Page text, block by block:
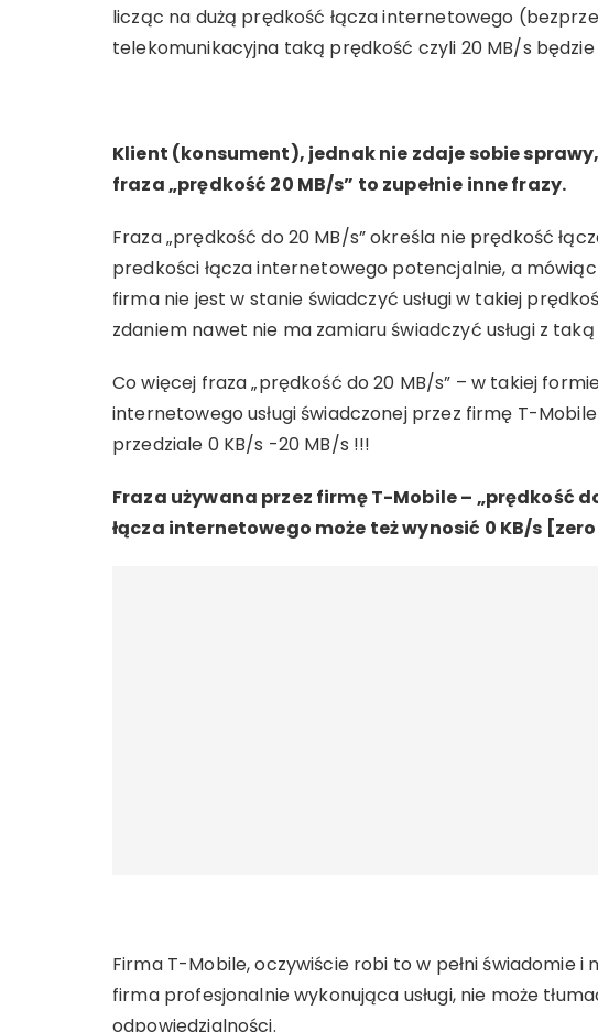
licząc na dużą prędkość łącza internetowego
telekomunikacyjna taką prędkość czyli 20 MB/s będzie
Klient (konsument), jednak nie zdaje sobie
fraza „prędkość 20 MB/s” to zupełnie inne frazy.
Fraza „prędkość do 20 MB/s” określa nie prędkość
predkości łącza internetowego potencjalnie, a
firma nie jest w stanie świadczyć usługi w takiej
zdaniem nawet nie ma zamiaru świadczyć usługi z
Co więcej fraza „prędkość do 20 MB/s” – w takiej
internetowego usługi świadczonej przez firmę T-
przedziale 0 KB/s -20 MB/s !!!
Fraza używana przez firmę T-Mobile – „prędkość
łącza internetowego może też wynosić 0 KB/s
Firma T-Mobile, oczywiście robi to w pełni świadomie i
firma profesjonalnie wykonująca usługi, nie może
odpowiedzialności.